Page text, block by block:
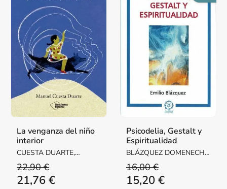
La venganza del niño
interior
CUESTA DUARTE,
MANUEL
22,90 €
21,76 €
Psicodelia, Gestalt y
Espiritualidad
BLÁZQUEZ DOMENECH,
EMILIO
16,00 €
15,20 €